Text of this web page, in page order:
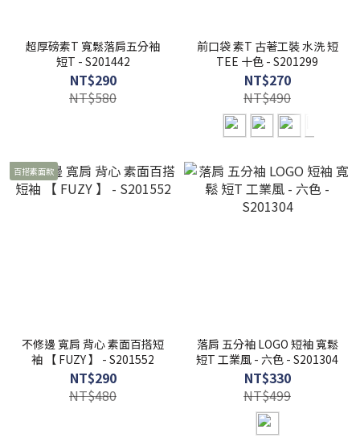
超厚磅素T 寬鬆落肩五分袖
短T - S201442
NT$290
NT$580
前口袋 素T 古著工裝 水洗 短
TEE 十色 - S201299
NT$270
NT$490
百搭素面款
不修邊 寬肩 背心 素面百搭短
袖 【 FUZY 】 - S201552
NT$290
NT$480
落肩 五分袖 LOGO 短袖 寬鬆
短T 工業風 - 六色 - S201304
NT$330
NT$499